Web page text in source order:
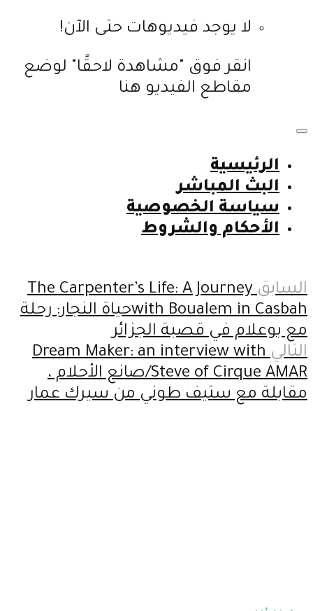
لا يوجد فيديوهات حتى الآن!
انقر فوق "مشاهدة لاحقًا" لوضع
مقاطع الفيديو هنا
الرئيسية
البث المباشر
سياسة الخصوصية
الأحكام والشروط
السابق The Carpenter’s Life: A Journey
with Boualem in Casbahحياة النجار: رحلة
مع بوعلام في قصبة الجزائر
التالي Dream Maker: an interview with
Steve of Cirque AMAR/صانع الأحلام ،
مقابلة مع ستيف طوني من سيرك عمار